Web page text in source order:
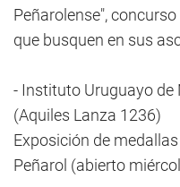
Peñarolense",
que busquen en sus
- Instituto Uruguayo
(Aquiles Lanza 1236)
Exposición de
Peñarol (abierto